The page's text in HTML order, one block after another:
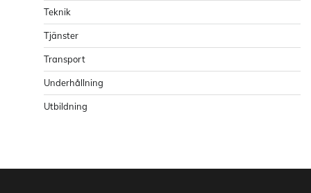
Teknik
Tjänster
Transport
Underhållning
Utbildning